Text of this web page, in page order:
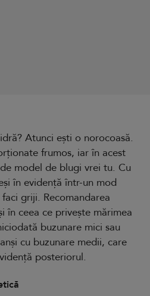
Atunci ești o norocoasă.
frumos, iar în acest
model de blugi vrei tu. Cu
în evidență într-un mod
griji. Recomandarea
în ceea ce privește mărimea
buzunare mici sau
cu buzunare medii, care
posteriorul.